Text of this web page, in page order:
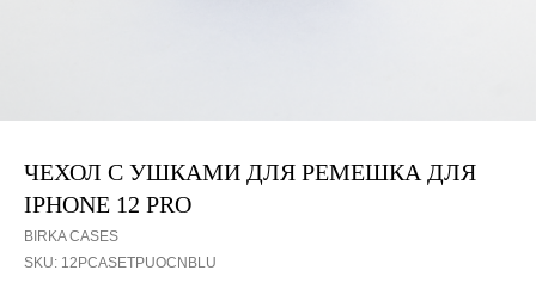
ЧЕХОЛ С УШКАМИ ДЛЯ РЕМЕШКА ДЛЯ
IPHONE 12 PRO
BIRKA CASES
SKU: 12PCASETPUOCNBLU